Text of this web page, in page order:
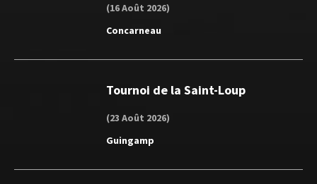
(16 Août 2026)
Concarneau
Tournoi de la Saint-Loup
(23 Août 2026)
Guingamp